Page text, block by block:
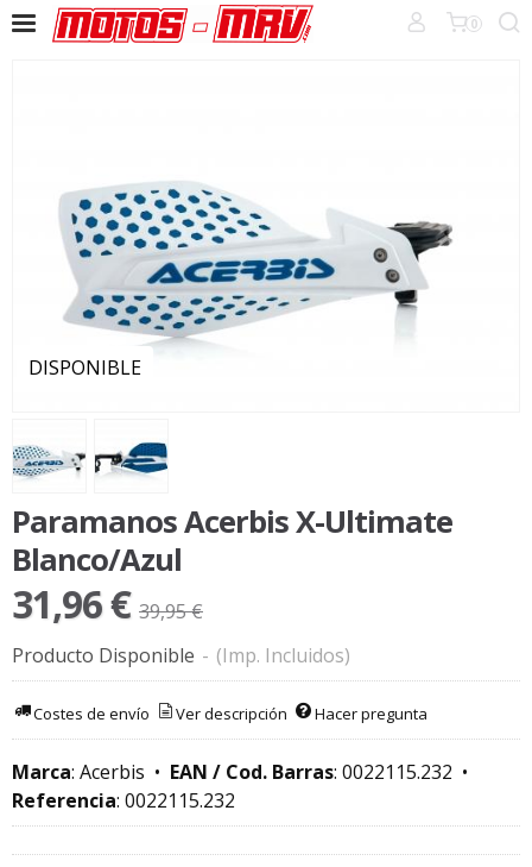
0
DISPONIBLE
Paramanos Acerbis X-Ultimate
Blanco/Azul
31,96 € 39,95 €
Producto Disponible - (Imp. Incluidos)
Costes de envío Ver descripción Hacer pregunta
Marca: Acerbis • EAN / Cod. Barras: 0022115.232 •
Referencia: 0022115.232